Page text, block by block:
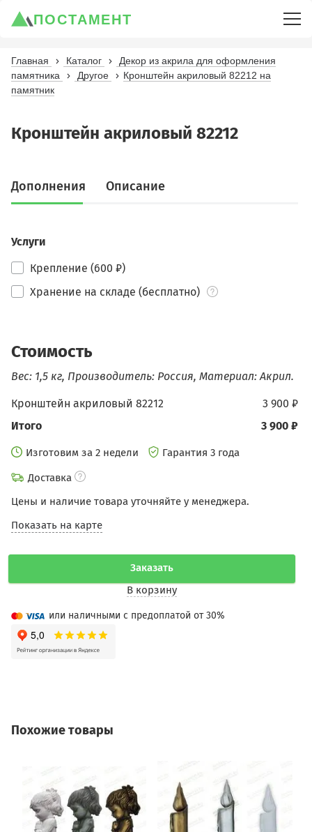
ПОСТАМЕНТ
Главная Каталог
Декор из акрила для оформления
памятника
Другое
Кронштейн акриловый 82212 на
памятник
Кронштейн акриловый 82212
Дополнения Описание
Услуги
Крепление (600 ₽)
Хранение на складе (бесплатно)
Стоимость
Вес: 1,5 кг, Производитель: Россия, Материал: Акрил.
3 900 ₽
Кронштейн акриловый 82212
3 900 ₽
Итого
Изготовим за 2 недели
Гарантия 3 года
Доставка
Цены и наличие товара уточняйте у менеджера.
Показать на карте
Заказать
В корзину
или наличными с предоплатой от 30%
Похожие товары